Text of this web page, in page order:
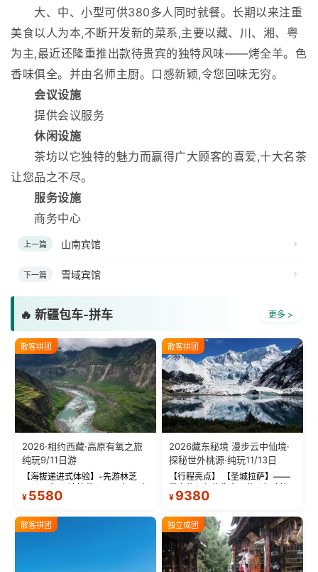
大、中、小型可供380多人同时就餐。长期以来注重
美食以人为本,不断开发新的菜系,主要以藏、川、湘、粤
为主,最近还隆重推出款待贵宾的独特风味——烤全羊。色
香味俱全。并由名师主厨。口感新颖,令您回味无穷。
会议设施
提供会议服务
休闲设施
茶坊以它独特的魅力而赢得广大顾客的喜爱,十大名茶
让您品之不尽。
服务设施
商务中心
上一篇 山南宾馆
下一篇 雪域宾馆
🔥 新疆包车-拼车 更多 >
散客拼团
2026·相约西藏·高原有氧之旅
纯玩9/11日游
【海拔递进式体验】-先游林芝
(2900米)再访拉萨(3650米)，亲
测 99%游客零高反 。 【贴心保
反根本不是事儿 ！ 【无人机航
拍】-雪山/圣湖/...
¥ 5580
散客拼团
2026藏东秘境 漫步云中仙境·
探秘世外桃源·纯玩11/13日
【行程亮点】 【圣城拉萨】——
带上信心与信仰去西藏，行吟拉
萨，感受这座城与生俱来的与众
城堡寺院于一体的宏伟建筑，是
西藏最完整的古代...
¥ 9380
散客拼团 独立成团